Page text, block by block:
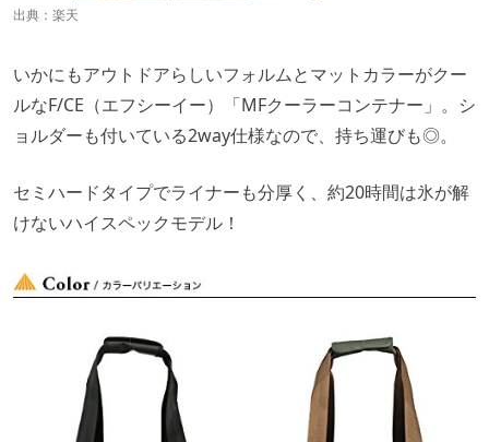
出典： 楽天
いかにもアウトドアらしいフォルムとマットカラーがクー
ルなF/CE（エフシーイー）「MFクーラーコンテナー」。シ
ョルダーも付いている2way仕様なので、持ち運びも◎。
セミハードタイプでライナーも分厚く、約20時間は氷が解
けないハイスペックモデル！